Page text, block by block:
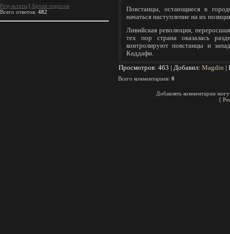
Результаты | Архив опросов
Всего ответов: 482
Повстанцы, остающиеся в
начаться наступление на их
Ливийская революция,
тех пор страна оказалась
контролируют повстанцы и
Каддафи.
Просмотров: 463 | Добавил: Magdin
Всего комментариев: 0
Добавлять комментарии
[